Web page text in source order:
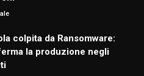
colpita da Ransomware:
la produzione negli